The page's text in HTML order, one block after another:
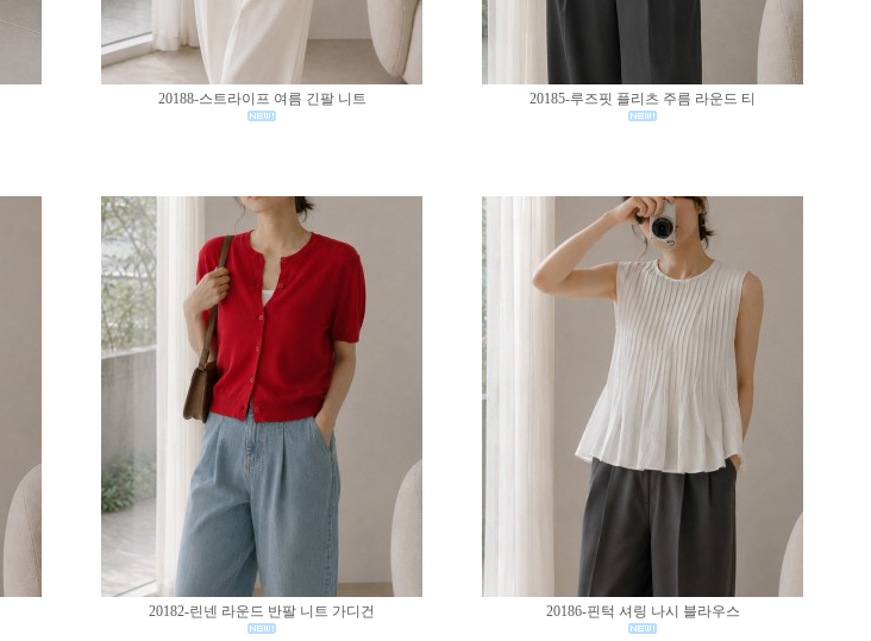
20188-스트라이프 여름 긴팔 니트 20185-루즈핏 플리츠 주름 라운드 티
20182-린넨 라운드 반팔 니트 가디건 20186-핀턱 셔링 나시 블라우스